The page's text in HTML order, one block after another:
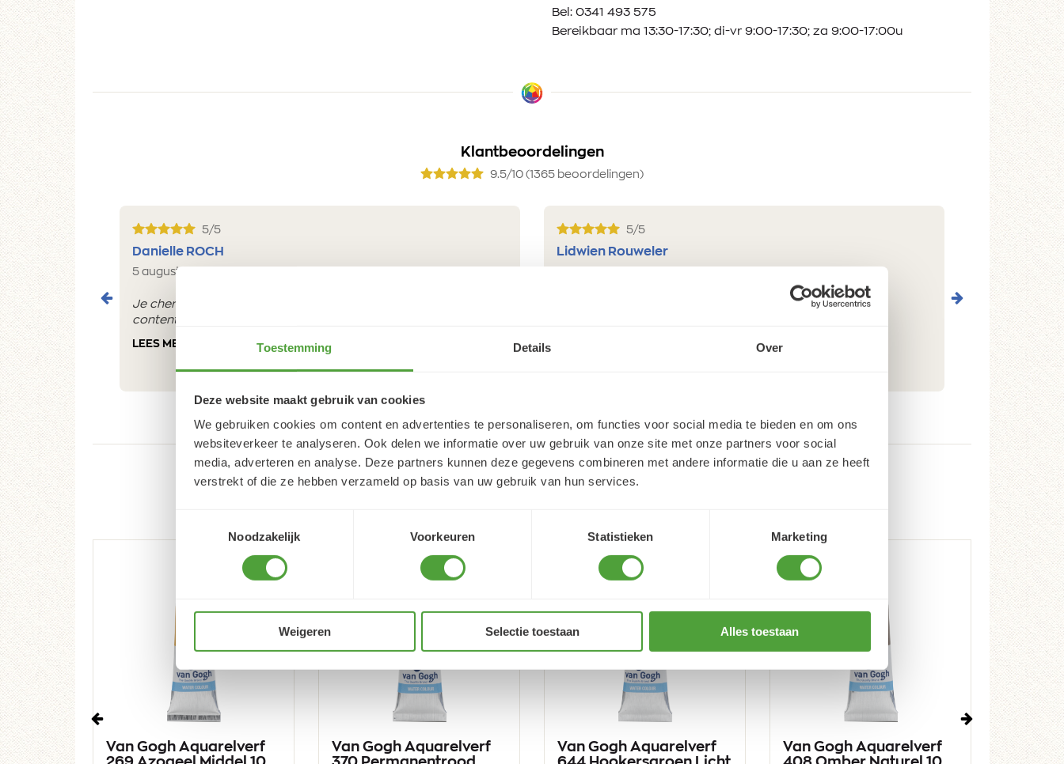
Toestemming Details Over
Deze website maakt gebruik van cookies
We gebruiken cookies om content en advertenties te personaliseren, om functies voor social media te bieden en om ons
websiteverkeer te analyseren. Ook delen we informatie over uw gebruik van onze site met onze partners voor social
media, adverteren en analyse. Deze partners kunnen deze gegevens combineren met andere informatie die u aan ze heeft
verstrekt of die ze hebben verzameld op basis van uw gebruik van hun services.
Noodzakelijk
Voorkeuren Statistieken Marketing
Weigeren Selectie toestaan Alles toestaan
Bel: 0341 493 575
Bereikbaar ma 13:30-17:30; di-vr 9:00-17:30; za 9:00-17:00u
Klantbeoordelingen
9.5/10 (1365 beoordelingen)
5/5
Danielle ROCH
5 augustus 2026
Je cherche un magasin pour mes peintureet j'ai trouvé très
contente du résultat
LEES MEER
5/5
Lidwien Rouweler
Vorige
Van Gogh Aquarelverf
Van Gogh Aquarelverf
Van Gogh Aquarelverf
Van Gogh Aquarelverf
Van
Volgende